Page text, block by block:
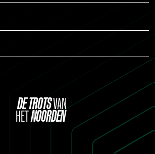
DETROTSVAN
HETNOORDEN